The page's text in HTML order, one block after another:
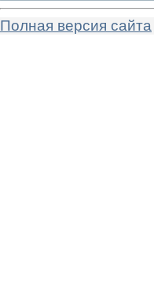
Полная версия сайта